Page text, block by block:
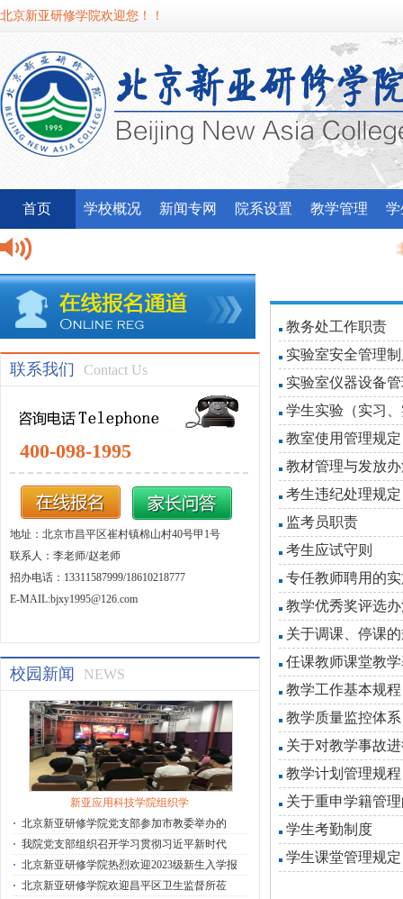
北京新亚研修学院欢迎您！！
首页 学校概况 新闻专网 院系设置 教学管理
联系我们 Contact Us
400-098-1995
地址：北京市昌平区崔村镇棉山村40号甲1号
联系人：李老师/赵老师
招办电话：13311587999/18610218777
E-MAIL:bjxy1995@126.com
校园新闻 NEWS
新亚应用科技学院组织学
· 北京新亚研修学院党支部参加市教委举办的
· 我院党支部组织召开学习贯彻习近平新时代
· 北京新亚研修学院热烈欢迎2023级新生入学报
· 北京新亚研修学院欢迎昌平区卫生监督所莅
教务处工作职责
实验室安全管理
实验室仪器设备
学生实验（实习
教室使用管理规定
教材管理与发放
考生违纪处理规定
监考员职责
考生应试守则
专任教师聘用的
教学优秀奖评选
关于调课、停课
任课教师课堂教
教学工作基本规程
教学质量监控体系
关于对教学事故
教学计划管理规程
关于重申学籍管
学生考勤制度
学生课堂管理规定